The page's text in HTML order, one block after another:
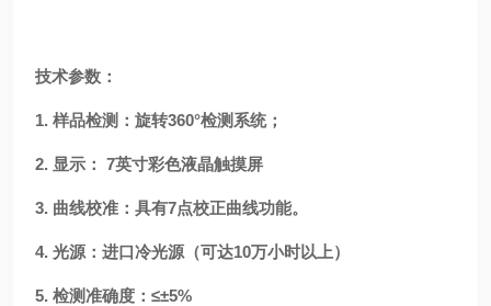
技术参数：
1. 样品检测：旋转360°检测系统；
2. 显示： 7英寸彩色液晶触摸屏
3. 曲线校准： 具有7点校正曲线功能。
4. 光源：进口冷光源（可达10万小时以上）
5. 检测准确度：≤±5%